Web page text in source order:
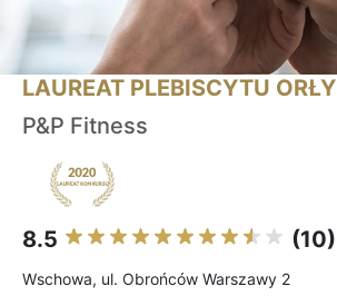
LAUREAT PLEBISCYTU ORŁY
P&P Fitness
8.5 (10)
Wschowa, ul. Obrońców Warszawy 2